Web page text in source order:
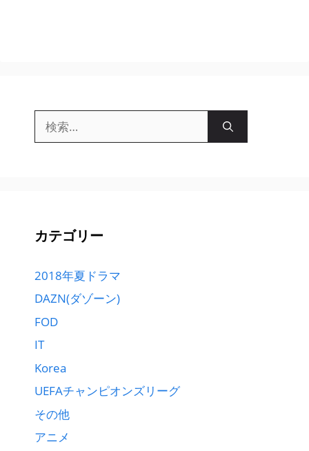
索:
カテゴリー
2018年夏ドラマ
DAZN(ダゾーン)
FOD
IT
Korea
UEFAチャンピオンズリーグ
その他
アニメ